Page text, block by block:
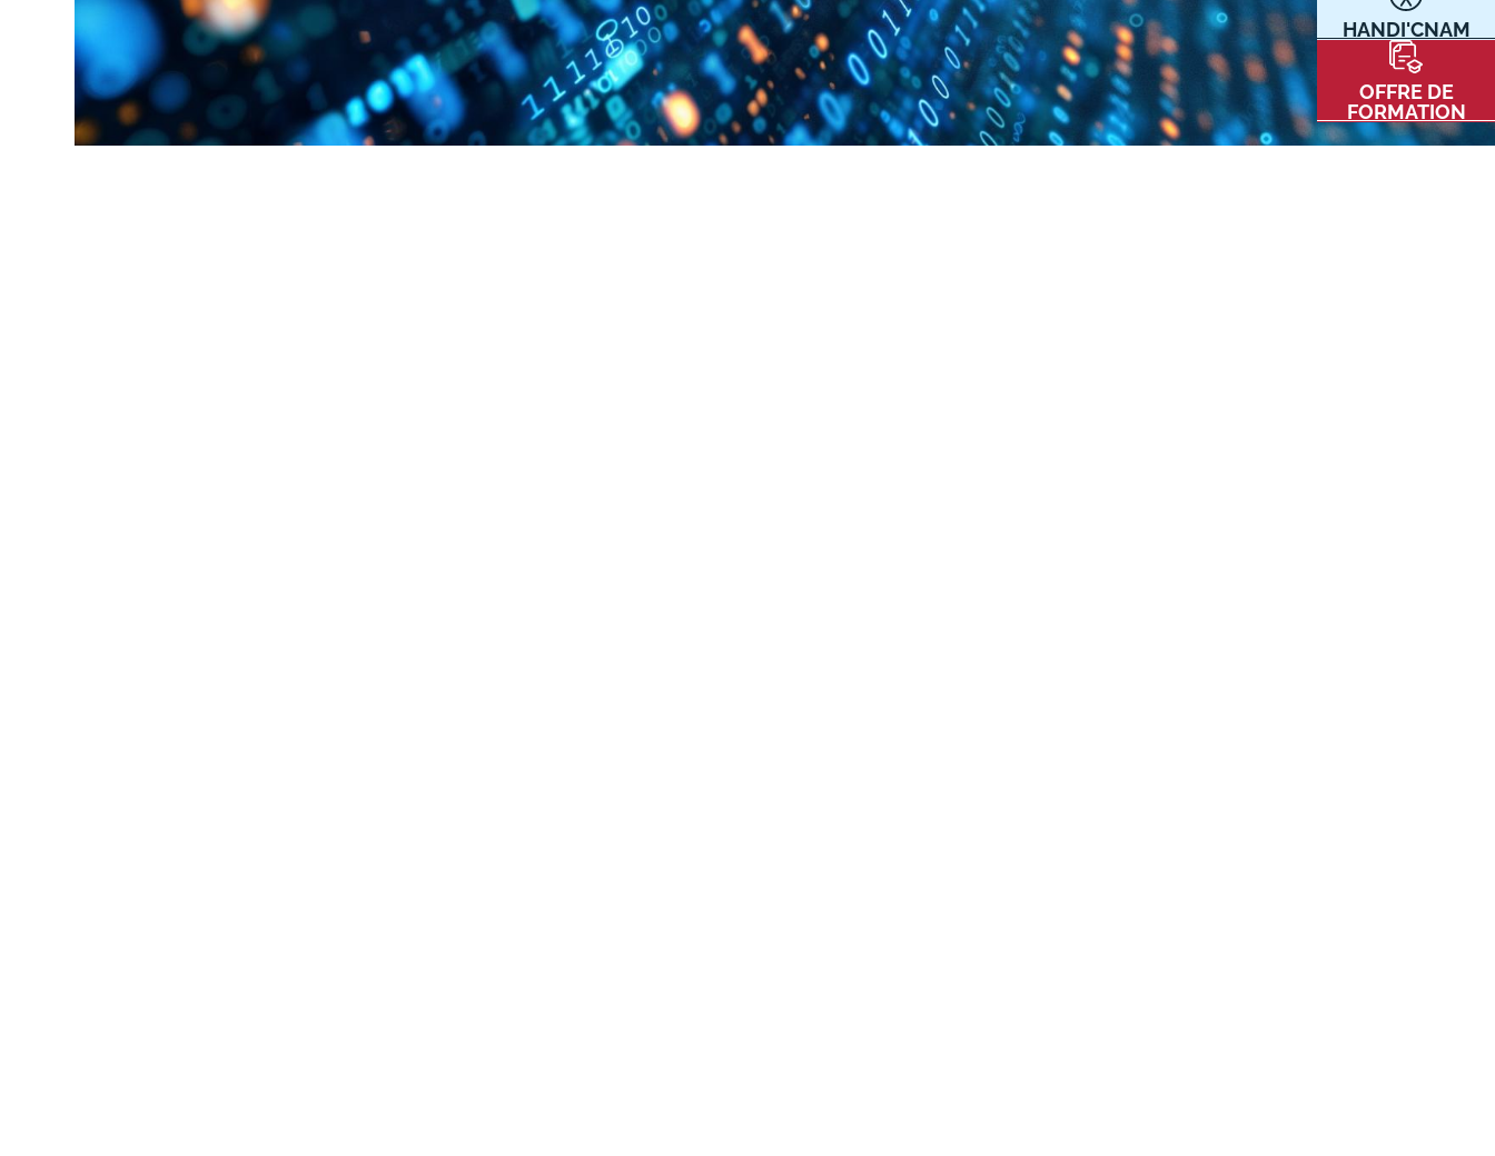
HANDI'CNAM
OFFRE DE
FORMATION
Quoi de neuf au Cnam BFC?
Actualités
Agenda
Revue de presse
Alternance
Enseignement à distance
Validation des Acquis de
l'Expérience (VAE)
Validation des études
Qualiopi
Le Cnam ICSV
Mobilité internationale et
Erasmus
Règlement intérieur
Communication
Kits communications Cnam
Prospect
Fiche contact salons, forums,